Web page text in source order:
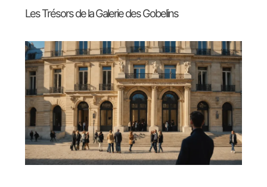
Les Trésors de la Galerie des Gobelins